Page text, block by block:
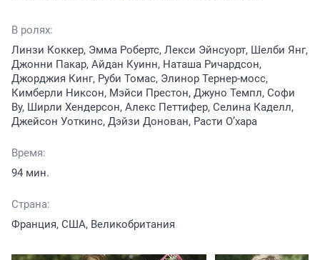
В ролях:
Линзи Коккер, Эмма Робертс, Лекси Эйнсуорт, Шелби Янг,
Джонни Пакар, Айдан Куинн, Наташа Ричардсон,
Джорджия Кинг, Руби Томас, Элинор Тернер-мосс,
Кимберли Никсон, Мэйси Престон, Джуно Темпл, Софи
Ву, Ширли Хендерсон, Алекс Петтифер, Селина Каделл,
Джейсон Уоткинс, Дэйзи Донован, Расти О’хара
Время:
94 мин.
Страна:
Франция, США, Великобритания